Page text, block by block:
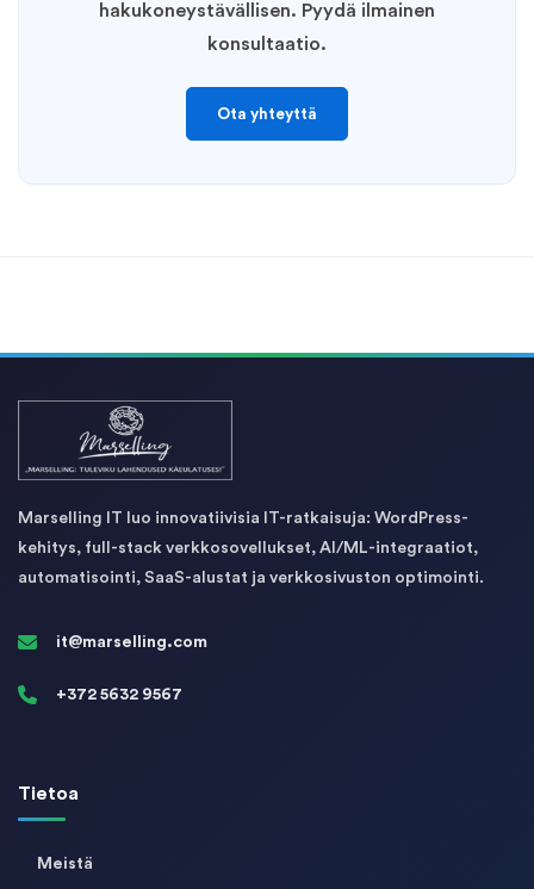
hakukoneystävällisen. Pyydä ilmainen
konsultaatio.
Ota yhteyttä
Marselling IT luo innovatiivisia IT-ratkaisuja: WordPress-
kehitys, full-stack verkkosovellukset, AI/ML-integraatiot,
automatisointi, SaaS-alustat ja verkkosivuston optimointi.
it@marselling.com
+372 5632 9567
Tietoa
Meistä